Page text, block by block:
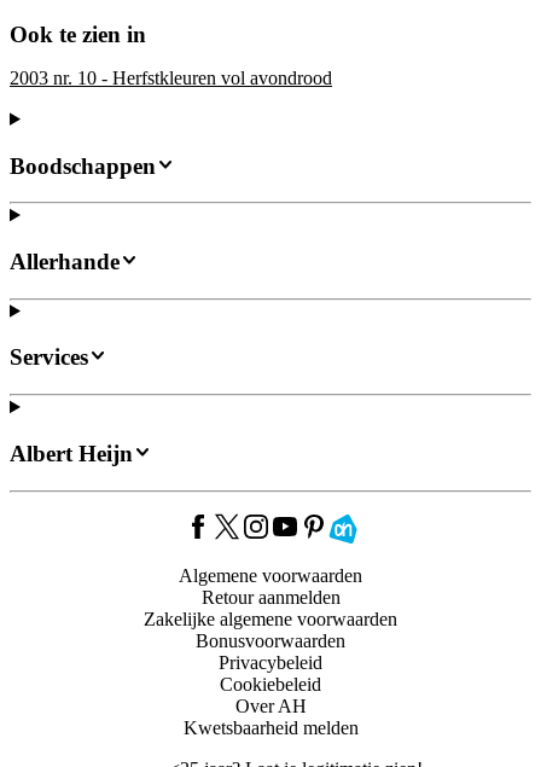
Ook te zien in
2003 nr. 10 - Herfstkleuren vol avondrood
Boodschappen
Allerhande
Services
Albert Heijn
Algemene voorwaarden
Retour aanmelden
Zakelijke algemene voorwaarden
Bonusvoorwaarden
Privacybeleid
Cookiebeleid
Over AH
Kwetsbaarheid melden